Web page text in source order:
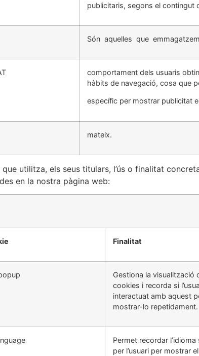
publicitaris, segons el contingut
Són aquelles que
comportament dels usuaris
hàbits de navegació, cosa que
específic per mostrar publicitat
mateix.
utilitza, els seus titulars, l’ús o finalitat
en la nostra pàgina web:
Finalitat
Gestiona la visualització
cookies i recorda si
interactuat amb aquest
mostrar-lo repetidament.
Permet recordar
per l’usuari per mostrar